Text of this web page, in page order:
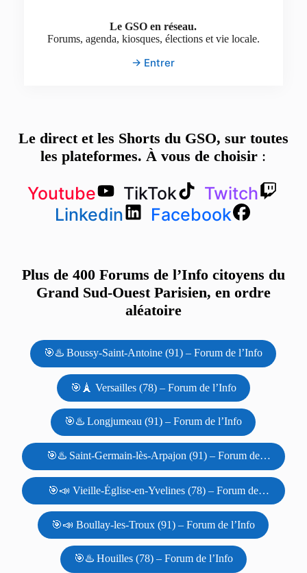
Le GSO en réseau.
Forums, agenda, kiosques, élections et vie locale.
→ Entrer
Le direct et les Shorts du GSO, sur toutes
les plateformes. À vous de choisir :
Youtube TikTok
Twitch
Linkedin
Facebook
Plus de 400 Forums de l’Info citoyens du
Grand Sud-Ouest Parisien, en ordre
aléatoire
🎯♨️ Boussy-Saint-Antoine (91) – Forum de l’Info
🎯🗼 Versailles (78) – Forum de l’Info
🎯♨️ Longjumeau (91) – Forum de l’Info
🎯♨️ Saint-Germain-lès-Arpajon (91) – Forum de
l’Info
🎯📣 Vieille-Église-en-Yvelines (78) – Forum de
l’Info
🎯📣 Boullay-les-Troux (91) – Forum de l’Info
🎯♨️ Houilles (78) – Forum de l’Info